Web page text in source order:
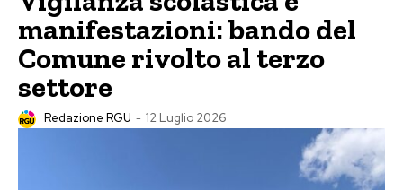
manifestazioni: bando del
Comune rivolto al terzo
settore
Redazione RGU - 12 Luglio 2026